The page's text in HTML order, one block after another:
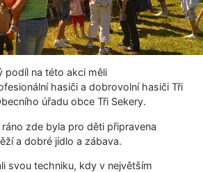
podíl na této akci měli
hasiči a dobrovolní hasiči Tři
úřadu obce Tři Sekery.
zde byla pro děti připravena
a dobré jídlo a zábava.
svou techniku, kdy v největším